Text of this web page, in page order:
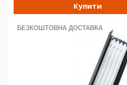
Купити
БЕЗКОШТОВНА ДОСТАВКА